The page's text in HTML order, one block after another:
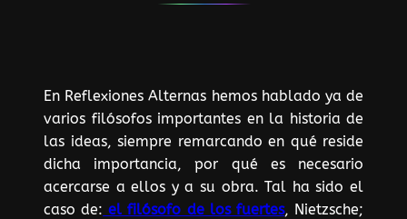
En Reflexiones Alternas hemos hablado ya de
varios filósofos importantes en la historia de
las ideas, siempre remarcando en qué reside
dicha importancia, por qué es necesario
acercarse a ellos y a su obra. Tal ha sido el
caso de: el filósofo de los fuertes, Nietzsche;